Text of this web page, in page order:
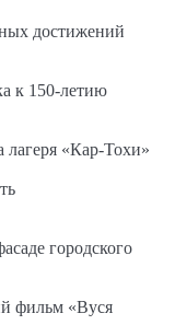
достижений
к 150-летию
лагеря «Кар-Тохи»
городского
фильм «Вуся